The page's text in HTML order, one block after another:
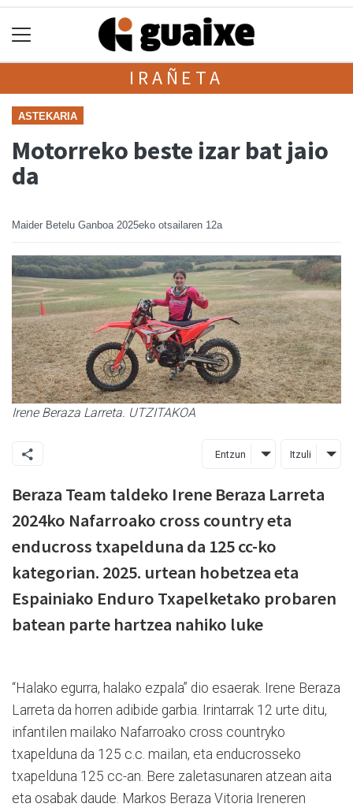
IRAÑETA
ASTEKARIA
Motorreko beste izar bat jaio
da
Maider Betelu Ganboa 2025eko otsailaren 12a
Irene Beraza Larreta. UTZITAKOA
Entzun Itzuli
Beraza Team taldeko Irene Beraza Larreta
2024ko Nafarroako cross country eta
enducross txapelduna da 125 cc-ko
kategorian. 2025. urtean hobetzea eta
Espainiako Enduro Txapelketako probaren
batean parte hartzea nahiko luke
“Halako egurra, halako ezpala” dio esaerak. Irene Beraza
Larreta da horren adibide garbia. Irintarrak 12 urte ditu,
infantilen mailako Nafarroako cross countryko
txapelduna da 125 c.c. mailan, eta enducrosseko
txapelduna 125 cc-an. Bere zaletasunaren atzean aita
eta osabak daude. Markos Beraza Vitoria Ireneren